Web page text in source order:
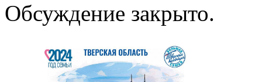
Обсуждение закрыто.